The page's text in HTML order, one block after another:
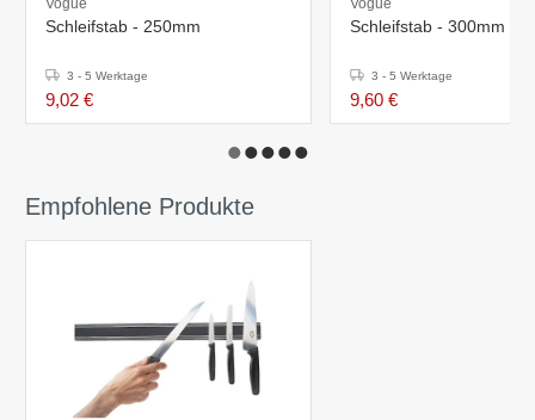
Schleifstab - 250mm
3 - 5 Werktage
9,02 €
Schleifstab - 300mm
3 - 5 Werktage
9,60 €
Empfohlene Produkte